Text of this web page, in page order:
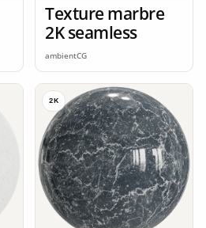
Texture marbre
2K seamless
ambientCG
2K